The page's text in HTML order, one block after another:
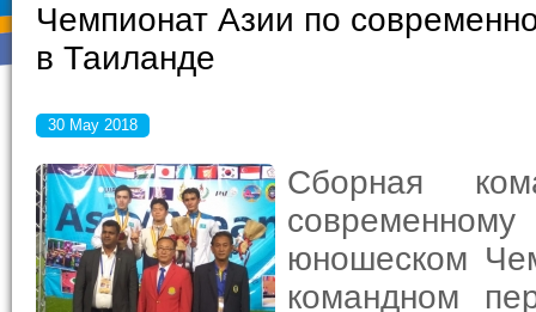
Чемпионат Азии по
в Таиланде
30 May 2018
Сборная
юношеском
командном